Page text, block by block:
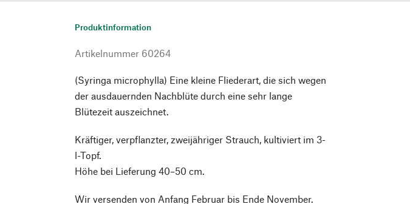
Produktinformation
Artikelnummer 60264
(Syringa microphylla) Eine kleine Fliederart, die sich wegen
der ausdauernden Nachblüte durch eine sehr lange
Blütezeit auszeichnet.
Kräftiger, verpflanzter, zweijähriger Strauch, kultiviert im 3-
l-Topf.
Höhe bei Lieferung 40–50 cm.
Wir versenden von Anfang Februar bis Ende November.